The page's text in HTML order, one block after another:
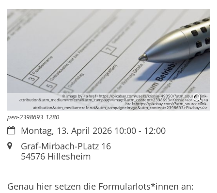
© Image by <a href=https://pixabay.com/users/krissie-49050/?utm_source=link-
attribution&utm_medium=referral&utm_campaign=image&utm_content=2398693>Krissie</a> from <a
href=https://pixabay.com//?utm_source=link-
attribution&utm_medium=referral&utm_campaign=image&utm_content=2398693>Pixabay</a>
pen-2398693_1280
Datum:Montag, 13. April 2026 10:00 - 12:00
Ort:Graf-Mirbach-PLatz 16
54576Hillesheim
Genau hier setzen die Formularlots*innen an: